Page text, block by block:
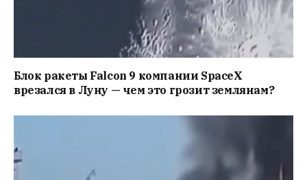
Блок ракеты Falcon 9 компании SpaceX
врезался в Луну — чем это грозит землянам?